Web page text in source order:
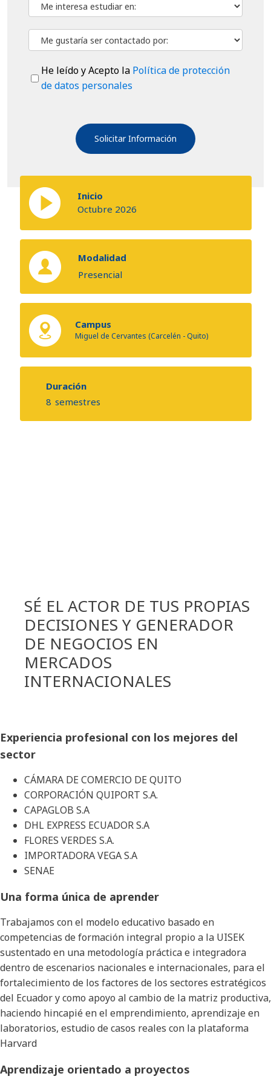
He leído y Acepto la Política de protección
de datos personales
Inicio
Octubre 2026
Modalidad
Presencial
Campus
Miguel de Cervantes (Carcelén - Quito)
Duración
8 semestres
SÉ EL ACTOR DE TUS PROPIAS
DECISIONES Y GENERADOR
DE NEGOCIOS EN
MERCADOS
INTERNACIONALES
Experiencia profesional con los mejores del
sector
CÁMARA DE COMERCIO DE QUITO
CORPORACIÓN QUIPORT S.A.
CAPAGLOB S.A
DHL EXPRESS ECUADOR S.A
FLORES VERDES S.A.
IMPORTADORA VEGA S.A
SENAE
Una forma única de aprender
Trabajamos con el modelo educativo basado en
competencias de formación integral propio a la UISEK
sustentado en una metodología práctica e integradora
dentro de escenarios nacionales e internacionales, para el
fortalecimiento de los factores de los sectores estratégicos
del Ecuador y como apoyo al cambio de la matriz productiva,
haciendo hincapié en el emprendimiento, aprendizaje en
laboratorios, estudio de casos reales con la plataforma
Harvard
Aprendizaje orientado a proyectos